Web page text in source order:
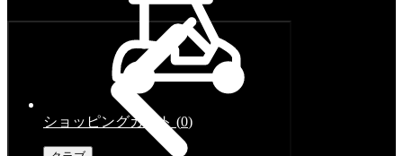
ショッピングカート (0)